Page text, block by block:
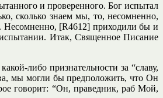
и проверенного. Бог испытал
сколько знаем мы, то, несомненно,
Несомненно, [R4612] приходили бы и
Итак, Священное Писание
либо признательности за “славу,
мы могли бы предположить, что Он
говорит: “Он, праведник, раб Мой,